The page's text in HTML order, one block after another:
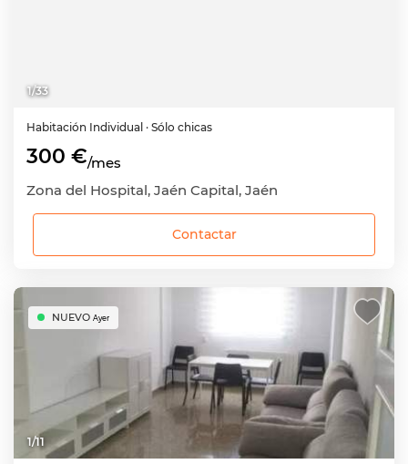
1/33
Habitación Individual · Sólo chicas
300 €/mes
Zona del Hospital, Jaén Capital, Jaén
Contactar
1/11
NUEVO Ayer